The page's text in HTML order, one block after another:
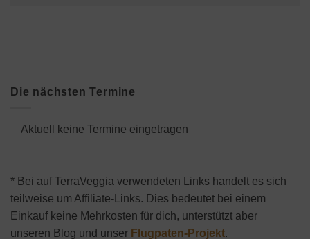
Die nächsten Termine
Aktuell keine Termine eingetragen
* Bei auf TerraVeggia verwendeten Links handelt es sich
teilweise um Affiliate-Links. Dies bedeutet bei einem
Einkauf keine Mehrkosten für dich, unterstützt aber
unseren Blog und unser Flugpaten-Projekt.